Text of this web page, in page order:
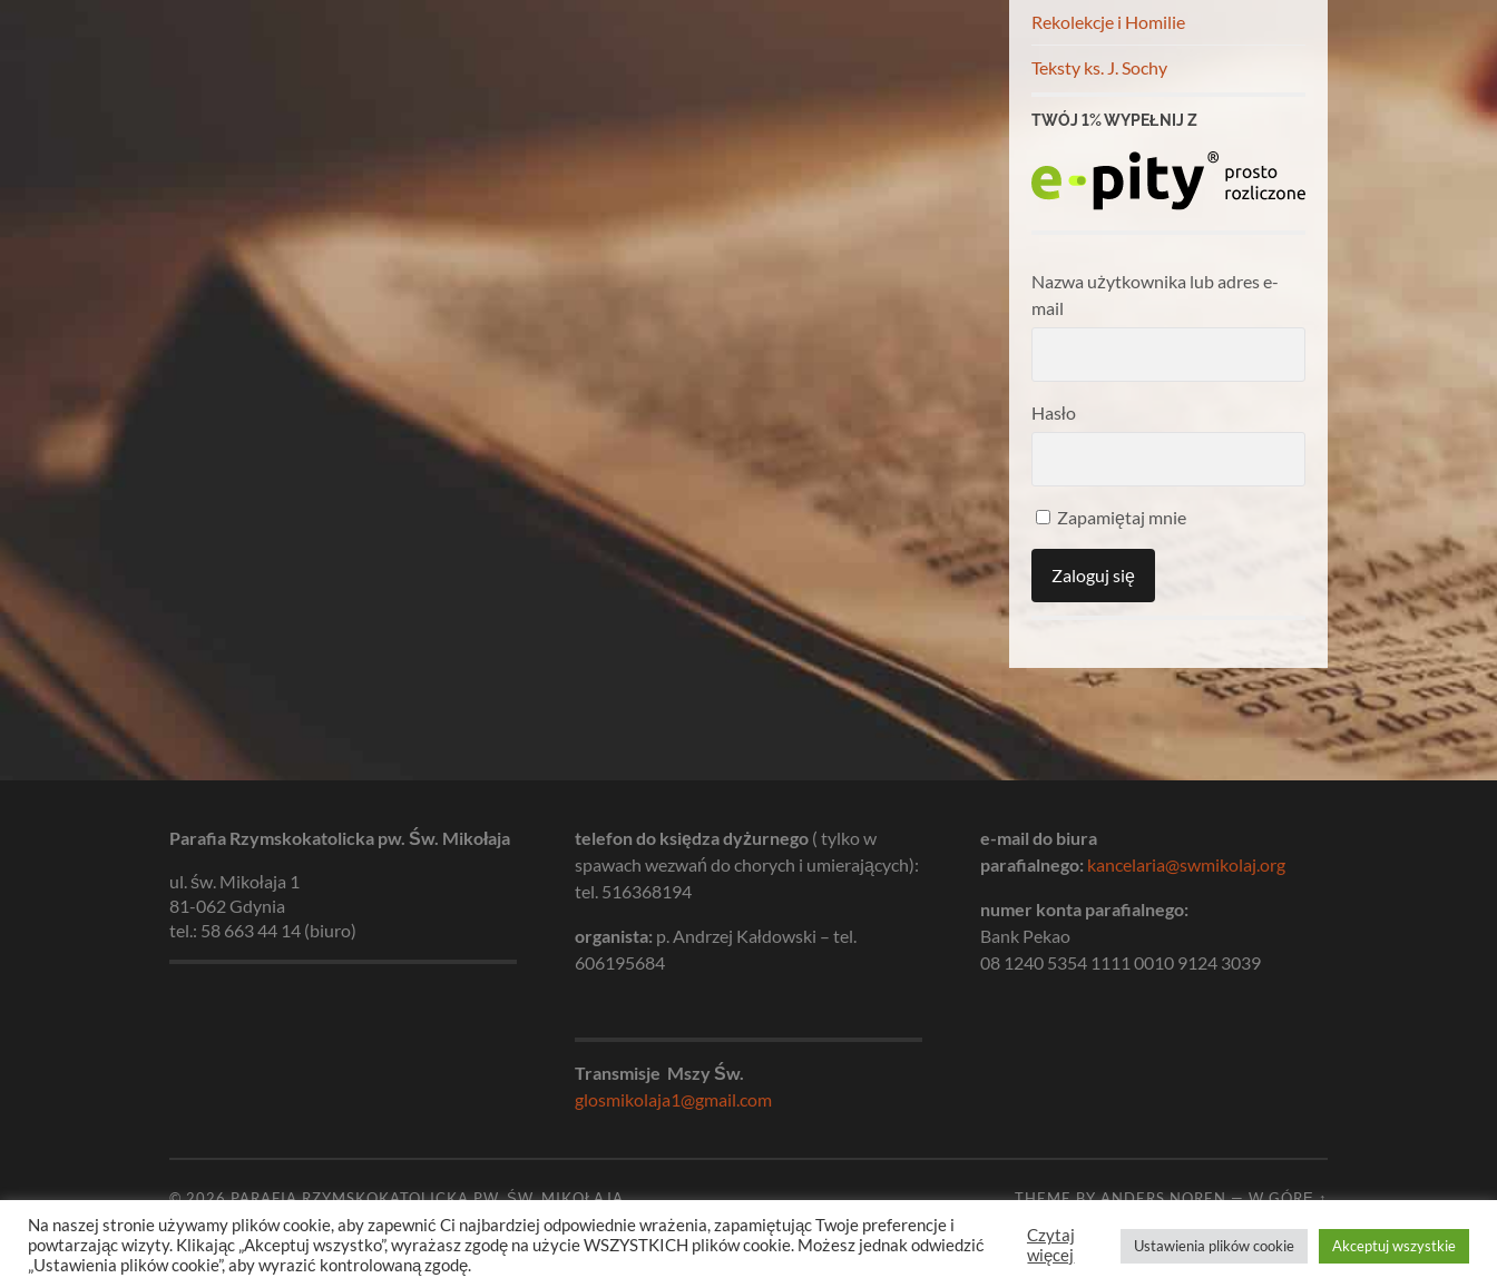
Rekolekcje i Homilie
Teksty ks. J. Sochy
TWÓJ 1% WYPEŁNIJ Z
Nazwa użytkownika lub adres e-
mail
Hasło
Zapamiętaj mnie
Parafia Rzymskokatolicka pw. Św. Mikołaja
ul. św. Mikołaja 1
81-062 Gdynia
tel.: 58 663 44 14 (biuro)
telefon do księdza dyżurnego ( tylko w
spawach wezwań do chorych i umierających):
tel. 516368194
organista: p. Andrzej Kałdowski – tel.
606195684
Transmisje Mszy Św.
glosmikolaja1@gmail.com
e-mail do biura
parafialnego: kancelaria@swmikolaj.org
numer konta parafialnego:
Bank Pekao
08 1240 5354 1111 0010 9124 3039
© 2026PARAFIA RZYMSKOKATOLICKA PW. ŚW. MIKOŁAJA THEME BYANDERS NOREN—W GÓRĘ ↑
Na naszej stronie używamy plików cookie, aby zapewnić Ci najbardziej odpowiednie wrażenia, zapamiętując Twoje preferencje i
powtarzając wizyty. Klikając „Akceptuj wszystko”, wyrażasz zgodę na użycie WSZYSTKICH plików cookie. Możesz jednak odwiedzić
„Ustawienia plików cookie”, aby wyrazić kontrolowaną zgodę.
Czytaj
więcej
Ustawienia plików cookie Akceptuj wszystkie